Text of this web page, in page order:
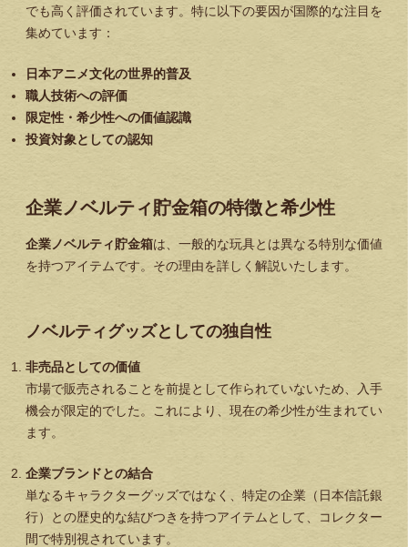
でも高く評価されています。特に以下の要因が国際的な注目を
集めています：
日本アニメ文化の世界的普及
職人技術への評価
限定性・希少性への価値認識
投資対象としての認知
企業ノベルティ貯金箱の特徴と希少性
企業ノベルティ貯金箱は、一般的な玩具とは異なる特別な価値
を持つアイテムです。その理由を詳しく解説いたします。
ノベルティグッズとしての独自性
非売品としての価値
市場で販売されることを前提として作られていないため、入手
機会が限定的でした。これにより、現在の希少性が生まれてい
ます。
企業ブランドとの結合
単なるキャラクターグッズではなく、特定の企業（日本信託銀
行）との歴史的な結びつきを持つアイテムとして、コレクター
間で特別視されています。